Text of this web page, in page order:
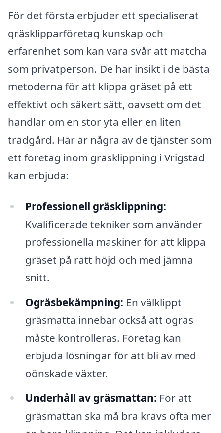
För det första erbjuder ett specialiserat
gräsklipparföretag kunskap och
erfarenhet som kan vara svår att matcha
som privatperson. De har insikt i de bästa
metoderna för att klippa gräset på ett
effektivt och säkert sätt, oavsett om det
handlar om en stor yta eller en liten
trädgård. Här är några av de tjänster som
ett företag inom gräsklippning i Vrigstad
kan erbjuda:
Professionell gräsklippning:
Kvalificerade tekniker som använder
professionella maskiner för att klippa
gräset på rätt höjd och med jämna
snitt.
Ogräsbekämpning: En välklippt
gräsmatta innebär också att ogräs
måste kontrolleras. Företag kan
erbjuda lösningar för att bli av med
oönskade växter.
Underhåll av gräsmattan: För att
gräsmattan ska må bra krävs ofta mer